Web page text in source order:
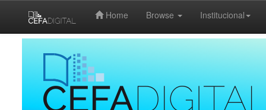
Home Browse Institucional